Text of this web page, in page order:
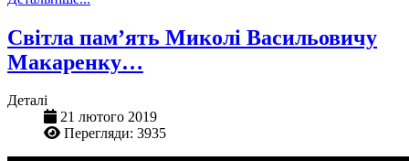
Світла пам’ять Миколі Васильовичу
Макаренку…
Деталі
21 лютого 2019
Перегляди: 3935